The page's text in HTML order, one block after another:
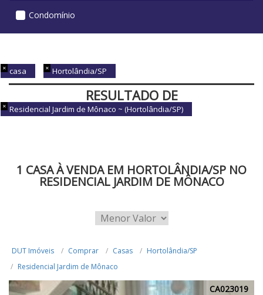
Condomínio
casa Hortolândia/SP
Residencial Jardim de Mônaco ~ (Hortolândia/SP)
RESULTADO DE
BUSCA
1 CASA À VENDA EM HORTOLÂNDIA/SP NO
RESIDENCIAL JARDIM DE MÔNACO
DUT Imóveis Comprar Casas
Hortolândia/SP
Residencial Jardim de Mônaco
CA023019